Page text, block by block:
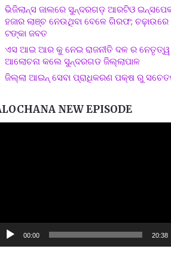
ଭିଜିଲାନ୍ସ ଜାଲରେ ସୁନ୍ଦରଗଡ଼ ଆରଟିଓ
ହଜାର ଲାଞ୍ଚ ନେଉଥିବା ବେଳେ ଗିରଫ;
ଟଙ୍କା ଜବତ
ଏସ ଆଇ ଆର କୁ ନେଇ ରାଜନୀତି ଦଳ ର
ଆଲୋଚନା କଲେ ସୁନ୍ଦରଗଡ ଜିଲ୍ଲାପାଳ
ଜିଲ୍ଲା ଆଇନ୍ ସେବା ପ୍ରାଧିକରଣ ପକ୍ଷ ରୁ
NEW EPISODE
00:00 20:38